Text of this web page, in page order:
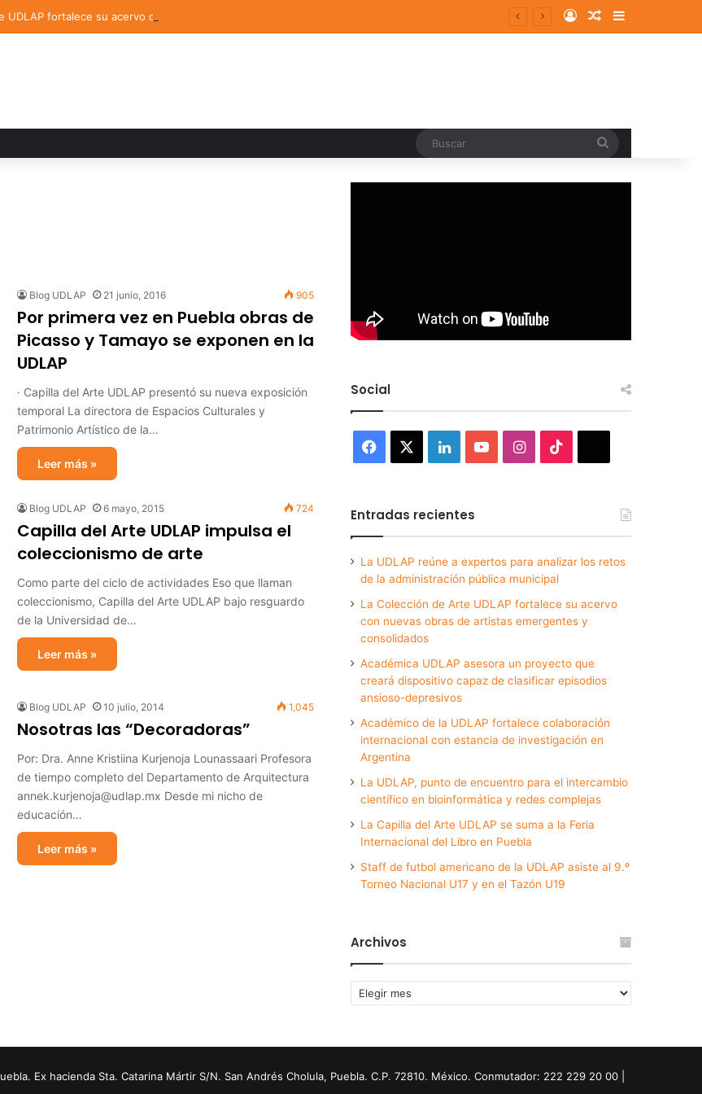
UDLAP fortalece su acervo con nuevas obras de artistas emergentes y consolidados Log InRandom Article
Sidebar
Blog UDLAP 21 junio, 2016 905
Por primera vez en Puebla obras de
Picasso y Tamayo se exponen en la
UDLAP
· Capilla del Arte UDLAP presentó su nueva exposición
temporal La directora de Espacios Culturales y
Patrimonio Artístico de la…
Leer más »
Blog UDLAP 6 mayo, 2015 724
Capilla del Arte UDLAP impulsa el
coleccionismo de arte
Como parte del ciclo de actividades Eso que llaman
coleccionismo, Capilla del Arte UDLAP bajo resguardo
de la Universidad de…
Leer más »
Blog UDLAP 10 julio, 2014 1,045
Nosotras las “Decoradoras”
Por: Dra. Anne Kristiina Kurjenoja Lounassaari Profesora
de tiempo completo del Departamento de Arquitectura
annek.kurjenoja@udlap.mx Desde mi nicho de
educación…
Leer más »
Social
Facebook LinkedInYouTubeInstagram
Entradas recientes
La UDLAP reúne a expertos para analizar los retos
de la administración pública municipal
La Colección de Arte UDLAP fortalece su acervo
con nuevas obras de artistas emergentes y
consolidados
Académica UDLAP asesora un proyecto que
creará dispositivo capaz de clasificar episodios
ansioso-depresivos
Académico de la UDLAP fortalece colaboración
internacional con estancia de investigación en
Argentina
La UDLAP, punto de encuentro para el intercambio
científico en bioinformática y redes complejas
La Capilla del Arte UDLAP se suma a la Feria
Internacional del Libro en Puebla
Staff de futbol americano de la UDLAP asiste al 9.º
Torneo Nacional U17 y en el Tazón U19
Archivos
Archivos
Ex hacienda Sta. Catarina Mártir S/N. San Andrés Cholula, Puebla. C.P. 72810. México. Conmutador: 222 229 20 00 |